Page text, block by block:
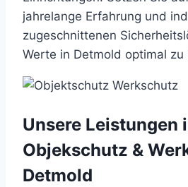
jahrelange Erfahrung und
zugeschnittenen
Werte in Detmold optimal zu
Unsere Leistungen
Objekschutz &
Detmold